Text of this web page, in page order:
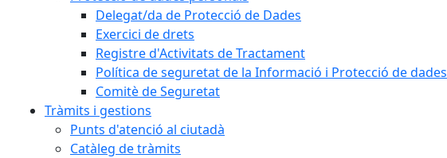
Delegat/da de Protecció de Dades
Exercici de drets
Registre d'Activitats de Tractament
Política de seguretat de la Informació i Protecció de dades
Comitè de Seguretat
Tràmits i gestions
Punts d'atenció al ciutadà
Catàleg de tràmits